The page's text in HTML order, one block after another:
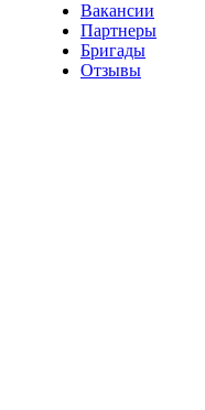
Вакансии
Партнеры
Бригады
Отзывы